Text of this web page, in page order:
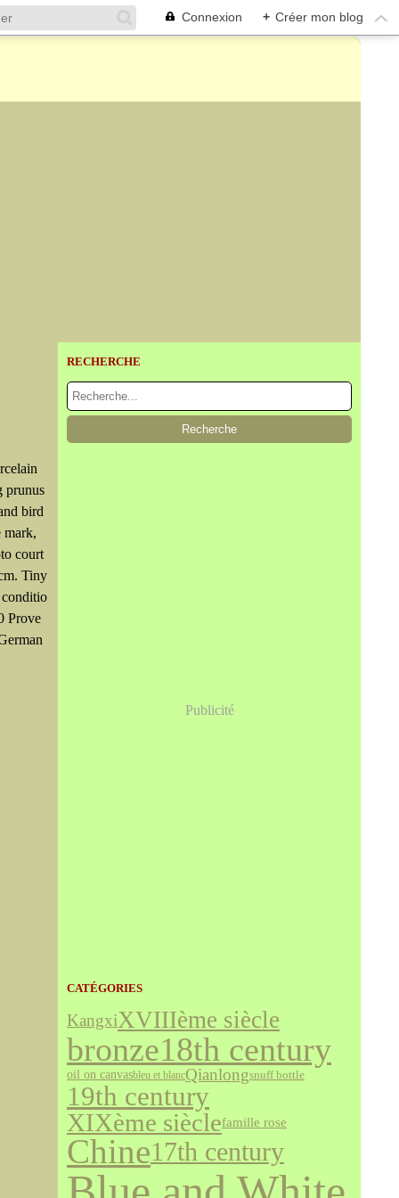
Connexion + Créer mon blog
prunus
bird
mark,
court
Tiny
Prove
RECHERCHE
Publicité
CATÉGORIES
KangxiXVIIIème siècle
bronze18th century
oil on canvasbleu et blancQianlongsnuff bottle
19th century
XIXème sièclefamille rose
Chine17th century